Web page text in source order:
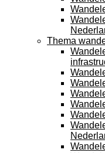
Thema